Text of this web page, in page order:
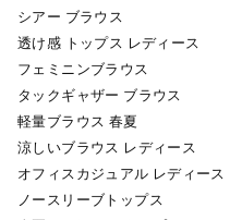
シアー ブラウス
透け感 トップス レディース
フェミニンブラウス
タックギャザー ブラウス
軽量ブラウス 春夏
涼しいブラウス レディース
オフィスカジュアル レディース
ノースリーブトップス